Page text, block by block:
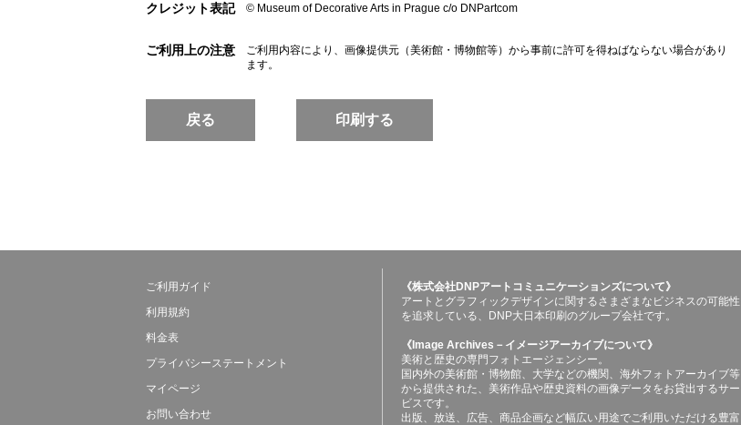
クレジット表記 © Museum of Decorative Arts in Prague c/o DNPartcom
ご利用上の注意
ご利用内容により、画像提供元（美術館・博物館等）から事前に許可を得ねばならない場合があり
ます。
戻る 印刷する
ご利用ガイド
利用規約
料金表
プライバシーステートメント
マイページ
お問い合わせ
《株式会社DNPアートコミュニケーションズについて》
アートとグラフィックデザインに関するさまざまなビジネスの可能性
を追求している、DNP大日本印刷のグループ会社です。
《Image Archives－イメージアーカイブについて》
美術と歴史の専門フォトエージェンシー。
国内外の美術館・博物館、大学などの機関、海外フォトアーカイブ等
から提供された、美術作品や歴史資料の画像データをお貸出するサー
ビスです。
出版、放送、広告、商品企画など幅広い用途でご利用いただける豊富